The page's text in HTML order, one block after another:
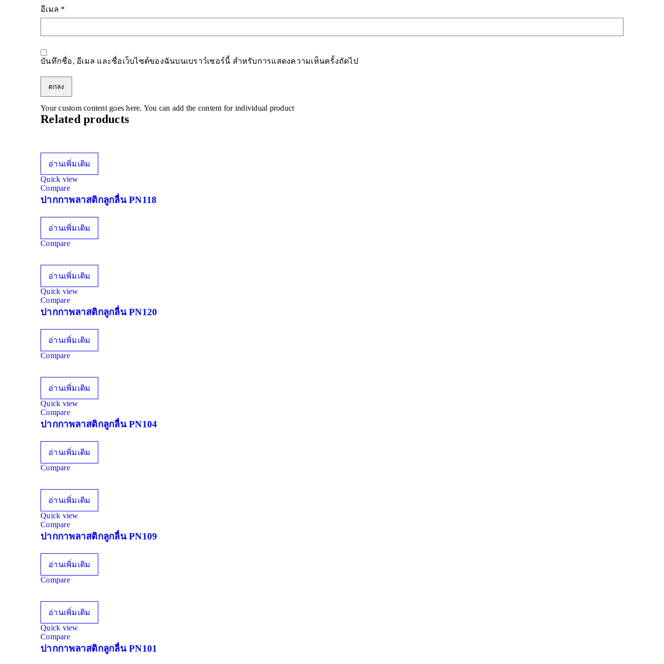
อีเมล *
บันทึกชื่อ, อีเมล และชื่อเว็บไซต์ของฉันบนเบราว์เซอร์นี้ สำหรับการแสดงความเห็นครั้งถัดไป
Your custom content goes here. You can add the content for individual product
Related products
อ่านเพิ่มเติม
Quick view
Compare
ปากกาพลาสติกลูกลื่น PN118
อ่านเพิ่มเติม
Compare
อ่านเพิ่มเติม
Quick view
Compare
ปากกาพลาสติกลูกลื่น PN120
อ่านเพิ่มเติม
Compare
อ่านเพิ่มเติม
Quick view
Compare
ปากกาพลาสติกลูกลื่น PN104
อ่านเพิ่มเติม
Compare
อ่านเพิ่มเติม
Quick view
Compare
ปากกาพลาสติกลูกลื่น PN109
อ่านเพิ่มเติม
Compare
อ่านเพิ่มเติม
Quick view
Compare
ปากกาพลาสติกลูกลื่น PN101